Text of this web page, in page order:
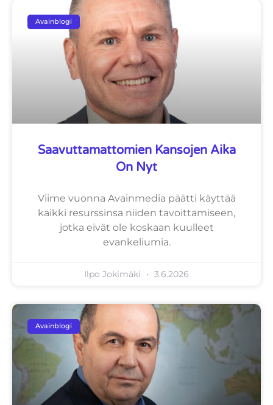
Avainblogi
Saavuttamattomien Kansojen Aika
On Nyt
Viime vuonna Avainmedia päätti käyttää
kaikki resurssinsa niiden tavoittamiseen,
jotka eivät ole koskaan kuulleet
evankeliumia.
Ilpo Jokimäki 3.6.2026
Avainblogi